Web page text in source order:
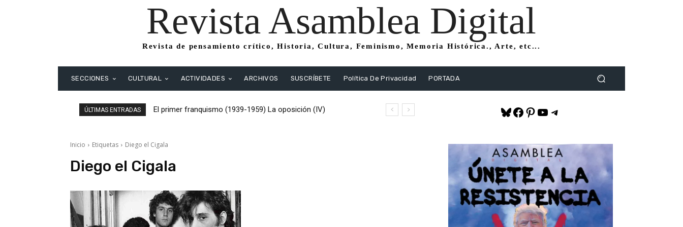
Revista Asamblea Digital
Revista de pensamiento crítico, Historia, Cultura, Feminismo, Memoria Histórica., Arte, etc...
SECCIONES CULTURAL ACTIVIDADES ARCHIVOS SUSCRÍBETE Política De Privacidad PORTADA
ÚLTIMAS ENTRADAS
El primer franquismo (1939-1959) La oposición (IV)
Inicio Etiquetas Diego el Cigala
Diego el Cigala
Bluesky
Facebook
Pinterest
YouTube
Telegram